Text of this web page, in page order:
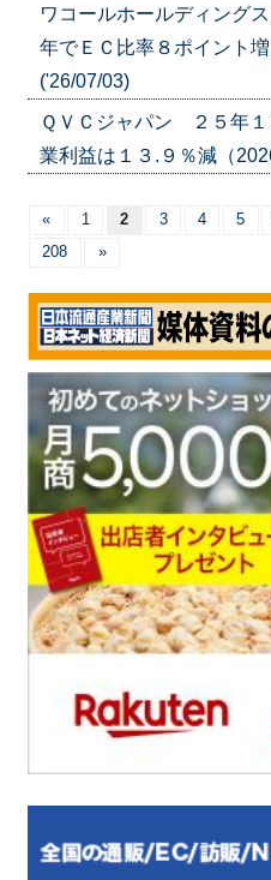
ワコールホールディング
年でＥＣ比率８ポイント
('26/07/03)
ＱＶＣジャパン ２５年
業利益は１３.９％減（
« 1 2 3 4 5
208
»